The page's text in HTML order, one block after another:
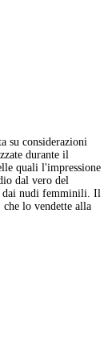
su considerazioni
durante il
quali l'impressione
dal vero del
dai nudi femminili. Il
lo vendette alla